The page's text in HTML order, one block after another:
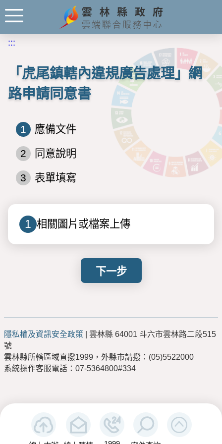
:::
「虎尾鎮轄內違規廣告處理」網
路申請同意書
1 應備文件
2 同意說明
3 表單填寫
1 相關圖片或檔案上傳
下一步
隱私權及資訊安全政策 | 雲林縣 64001 斗六市雲林路二段515
號
雲林縣所轄區域直撥1999，外縣市請撥：(05)5522000
系統操作客服電話：07-5364800#334